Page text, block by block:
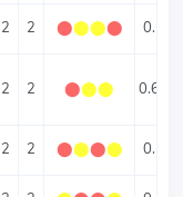
2 ⬤⬤⬤⬤ 0.5
2 ⬤⬤⬤ 0.67
2 ⬤⬤⬤⬤ 0.5